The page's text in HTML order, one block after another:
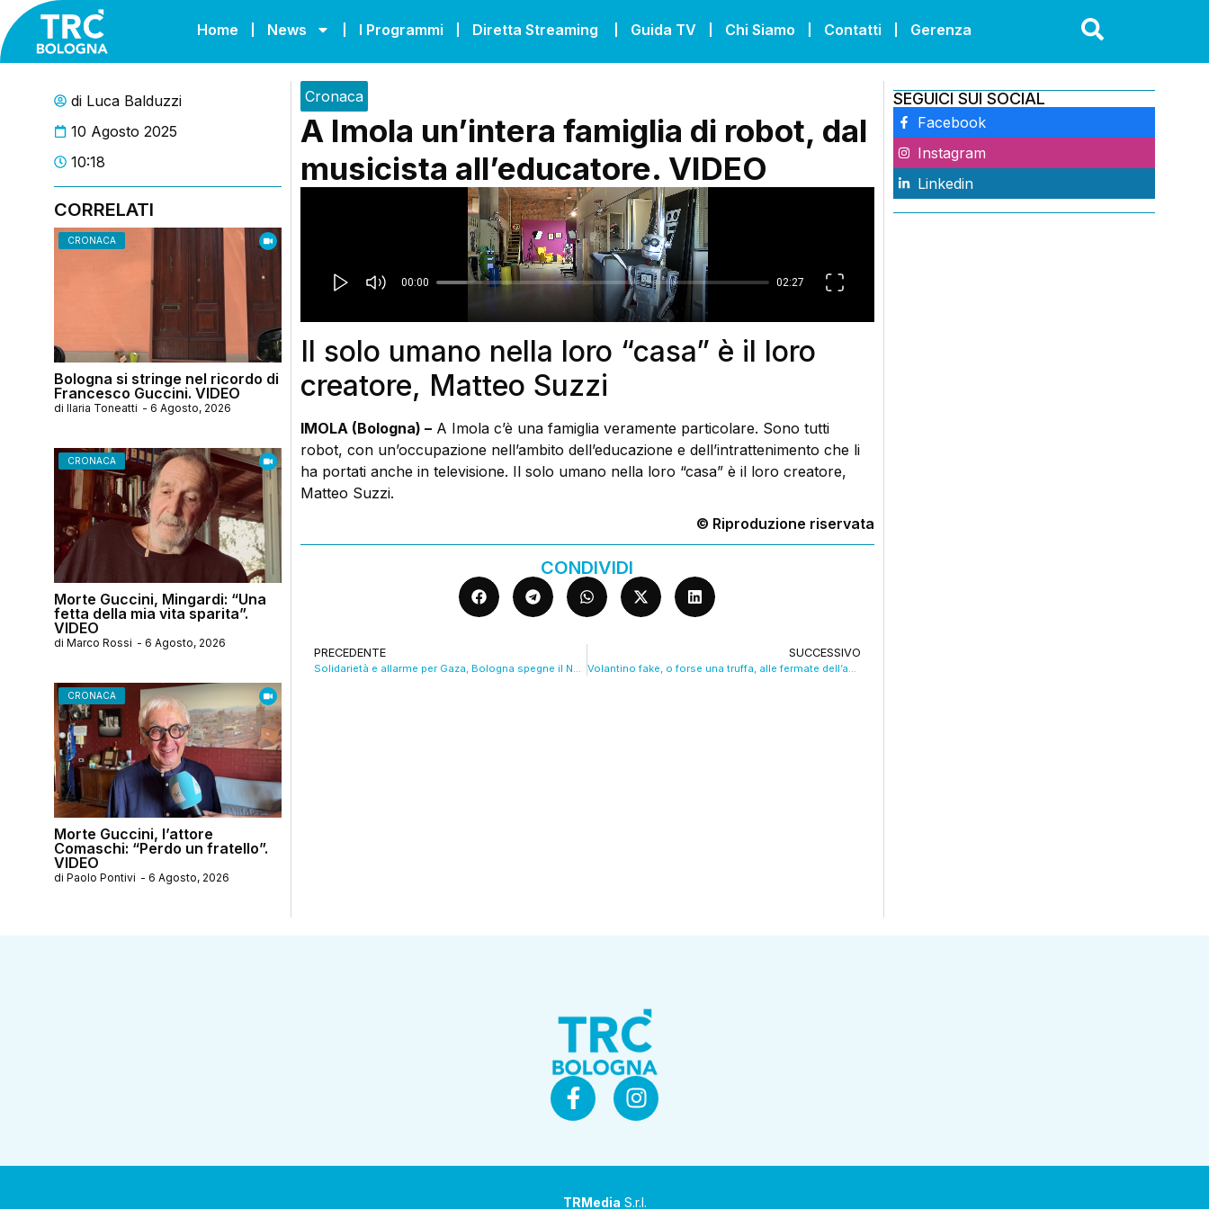
Home News I Programmi Diretta Streaming Guida TV Chi Siamo Contatti Gerenza
di Luca Balduzzi
10 Agosto 2025
10:18
CORRELATI
CRONACA
Bologna si stringe nel ricordo di
Francesco Guccini. VIDEO
di Ilaria Toneatti - 6 Agosto, 2026
CRONACA
Morte Guccini, Mingardi: “Una
fetta della mia vita sparita”.
VIDEO
di Marco Rossi - 6 Agosto, 2026
CRONACA
Morte Guccini, l’attore
Comaschi: “Perdo un fratello”.
VIDEO
di Paolo Pontivi - 6 Agosto, 2026
Cronaca
A Imola un’intera famiglia di robot, dal
musicista all’educatore. VIDEO
Il solo umano nella loro “casa” è il loro
creatore, Matteo Suzzi
IMOLA (Bologna) –A Imola c’è una famiglia veramente particolare. Sono tutti
robot, con un’occupazione nell’ambito dell’educazione e dell’intrattenimento che li
ha portati anche in televisione. Il solo umano nella loro “casa” è il loro creatore,
Matteo Suzzi.
© Riproduzione riservata
CONDIVIDI
PRECEDENTE
Solidarietà e allarme per Gaza, Bologna spegne il Nettuno
SUCCESSIVO
Volantino fake, o forse una truffa, alle fermate dell’autobus
SEGUICI SUI SOCIAL
Facebook
Instagram
Linkedin
TRMedia S.r.l.